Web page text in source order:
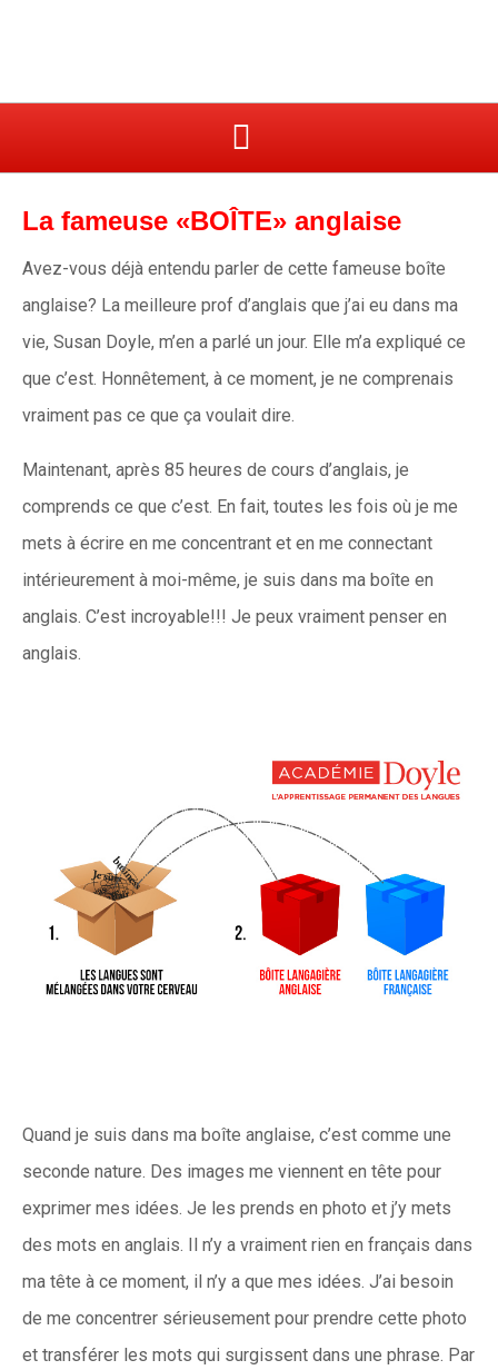
La fameuse «BOÎTE» anglaise
Avez-vous déjà entendu parler de cette fameuse boîte
anglaise? La meilleure prof d’anglais que j’ai eu dans ma
vie, Susan Doyle, m’en a parlé un jour. Elle m’a expliqué ce
que c’est. Honnêtement, à ce moment, je ne comprenais
vraiment pas ce que ça voulait dire.
Maintenant, après 85 heures de cours d’anglais, je
comprends ce que c’est. En fait, toutes les fois où je me
mets à écrire en me concentrant et en me connectant
intérieurement à moi-même, je suis dans ma boîte en
anglais. C’est incroyable!!! Je peux vraiment penser en
anglais.
Quand je suis dans ma boîte anglaise, c’est comme une
seconde nature. Des images me viennent en tête pour
exprimer mes idées. Je les prends en photo et j’y mets
des mots en anglais. Il n’y a vraiment rien en français dans
ma tête à ce moment, il n’y a que mes idées. J’ai besoin
de me concentrer sérieusement pour prendre cette photo
et transférer les mots qui surgissent dans une phrase. Par